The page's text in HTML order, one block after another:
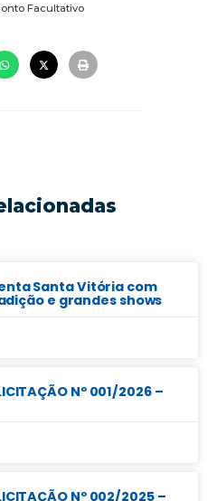
Facultativo
Santa Vitória com
e grandes shows
Nº 001/2026 –
Nº 002/2025 –